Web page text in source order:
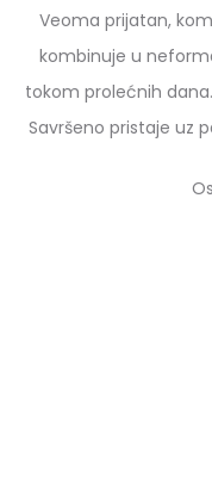
Veoma prijatan,
kombinuje u
tokom prolećnih
Savršeno pristaje uz